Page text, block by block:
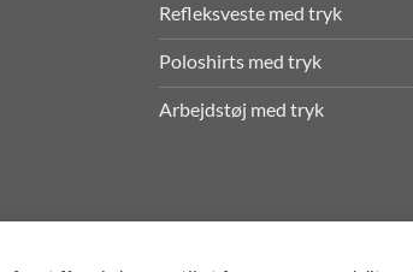
Refleksveste med tryk
Poloshirts med tryk
Arbejdstøj med tryk